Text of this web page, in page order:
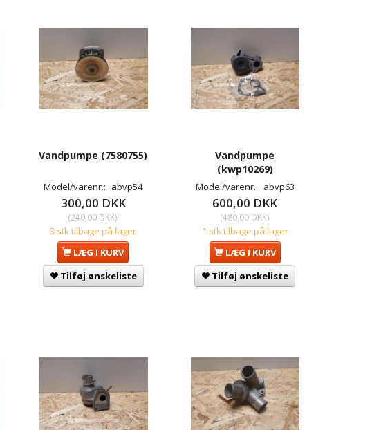
Vandpumpe (7580755)
Model/varenr.: abvp54
300,00 DKK
(240,00 DKK)
3 stk tilbage på lager
LÆG I KURV
Tilføj ønskeliste
Vandpumpe
(kwp10269)
Model/varenr.: abvp63
600,00 DKK
(480,00 DKK)
1 stk tilbage på lager
LÆG I KURV
Tilføj ønskeliste